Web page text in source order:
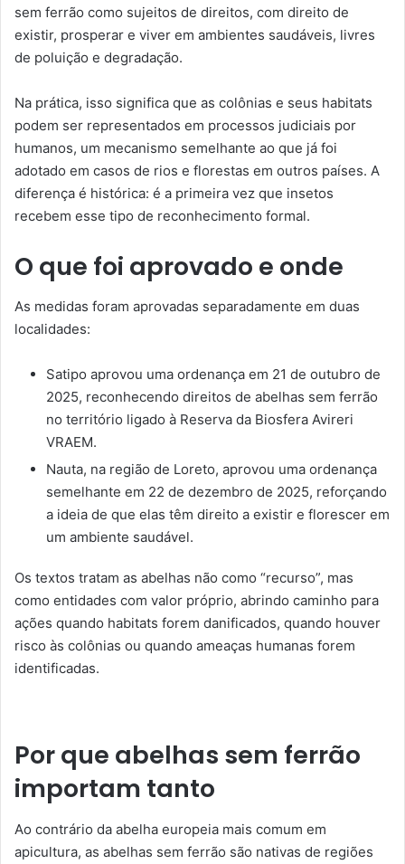
sem ferrão como sujeitos de direitos, com direito de
existir, prosperar e viver em ambientes saudáveis, livres
de poluição e degradação.
Na prática, isso significa que as colônias e seus habitats
podem ser representados em processos judiciais por
humanos, um mecanismo semelhante ao que já foi
adotado em casos de rios e florestas em outros países. A
diferença é histórica: é a primeira vez que insetos
recebem esse tipo de reconhecimento formal.
O que foi aprovado e onde
As medidas foram aprovadas separadamente em duas
localidades:
Satipo aprovou uma ordenança em 21 de outubro de
2025, reconhecendo direitos de abelhas sem ferrão
no território ligado à Reserva da Biosfera Avireri
VRAEM.
Nauta, na região de Loreto, aprovou uma ordenança
semelhante em 22 de dezembro de 2025, reforçando
a ideia de que elas têm direito a existir e florescer em
um ambiente saudável.
Os textos tratam as abelhas não como “recurso”, mas
como entidades com valor próprio, abrindo caminho para
ações quando habitats forem danificados, quando houver
risco às colônias ou quando ameaças humanas forem
identificadas.
Por que abelhas sem ferrão
importam tanto
Ao contrário da abelha europeia mais comum em
apicultura, as abelhas sem ferrão são nativas de regiões